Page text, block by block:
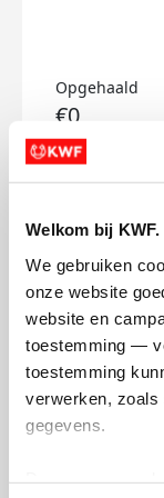
Welkom bij
We gebruiken
onze website
website en
toestemming —
toestemming
verwerken, zoals
gegevens.
Opgehaald
€0
Doneer